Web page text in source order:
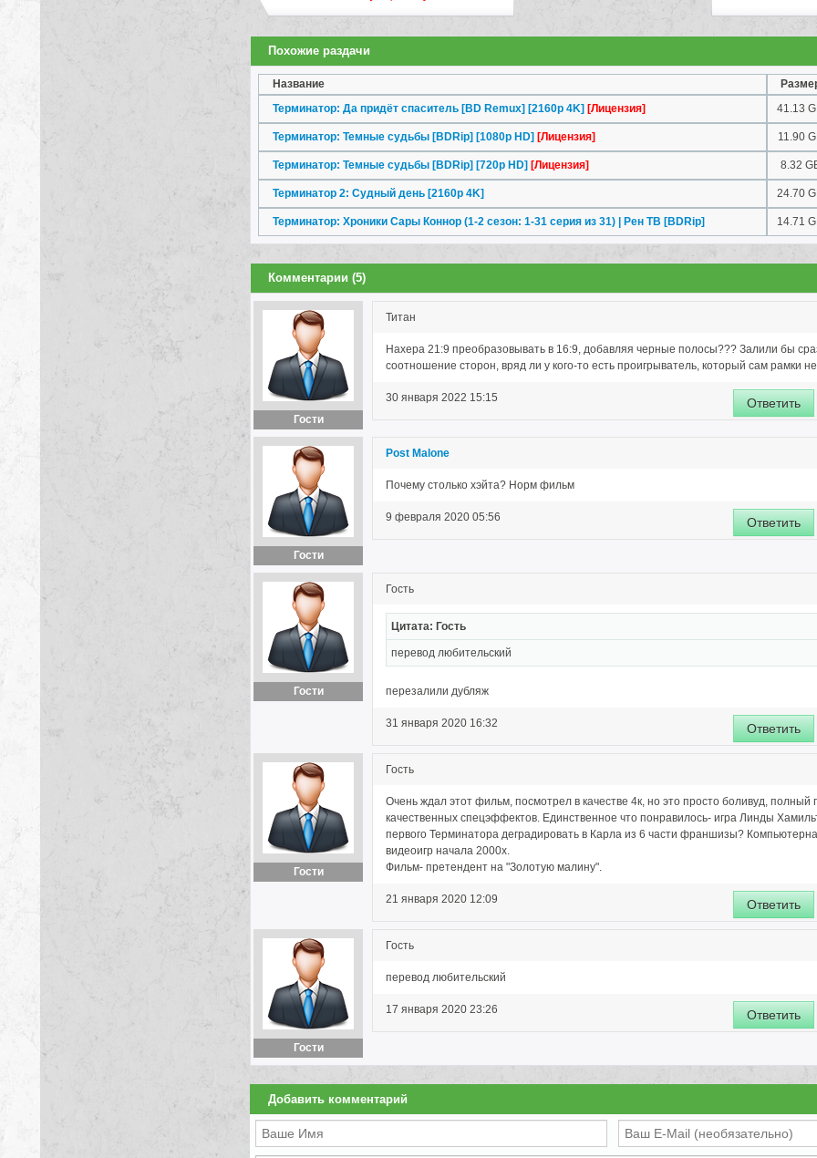
Похожие раздачи
Название
Терминатор: Да придёт спаситель [BD Remux] [2160p 4K] [Лицензия] 41.13
Терминатор: Темные судьбы [BDRip] [1080p HD] [Лицензия] 11.90
Терминатор: Темные судьбы [BDRip] [720p HD] [Лицензия] 8.32
Терминатор 2: Судный день [2160p 4K] 24.70
Терминатор: Хроники Сары Коннор (1-2 сезон: 1-31 серия из 31) | Рен ТВ [BDRip] 14.71
Комментарии (5)
Гости
Титан
Нахера 21:9 преобразовывать в 16:9, добавляя черные полосы??? Залили бы
соотношение сторон, вряд ли у кого-то есть проигрыватель, который сам рамки
30 января 2022 15:15 Ответить
Гости
Post Malone
Почему столько хэйта? Норм фильм
9 февраля 2020 05:56 Ответить
Гости
Гость
Цитата: Гость
перевод любительский
перезалили дубляж
31 января 2020 16:32 Ответить
Гости
Гость
Очень ждал этот фильм, посмотрел в качестве 4к, но это просто боливуд,
качественных спецэффектов. Единственное что понравилось- игра Линды
первого Терминатора деградировать в Карла из 6 части франшизы?
видеоигр начала 2000х.
Фильм- претендент на "Золотую малину".
21 января 2020 12:09 Ответить
Гости
Гость
перевод любительский
17 января 2020 23:26 Ответить
Добавить комментарий